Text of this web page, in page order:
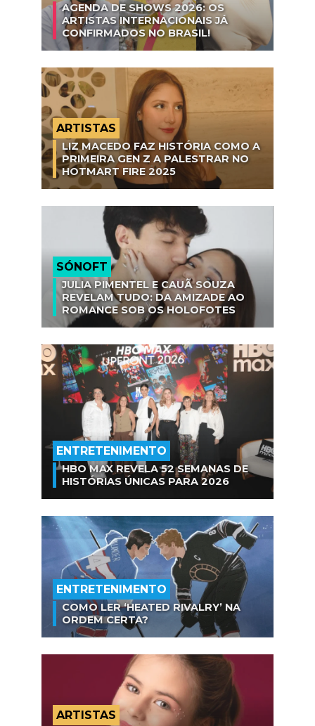
AGENDA DE SHOWS 2026: OS
ARTISTAS INTERNACIONAIS JÁ
CONFIRMADOS NO BRASIL!
ARTISTAS
LIZ MACEDO FAZ HISTÓRIA COMO A
PRIMEIRA GEN Z A PALESTRAR NO
HOTMART FIRE 2025
SÓNOFT
JULIA PIMENTEL E CAUÃ SOUZA
REVELAM TUDO: DA AMIZADE AO
ROMANCE SOB OS HOLOFOTES
ENTRETENIMENTO
HBO MAX REVELA 52 SEMANAS DE
HISTÓRIAS ÚNICAS PARA 2026
ENTRETENIMENTO
COMO LER ‘HEATED RIVALRY’ NA
ORDEM CERTA?
ARTISTAS